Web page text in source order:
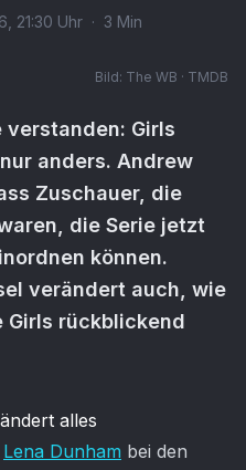
21:30 Uhr · 3 Min
Bild: The WB · TMDB
verstanden: Girls
anders. Andrew
Zuschauer, die
die Serie jetzt
können.
verändert auch, wie
Girls rückblickend
alles
Lena Dunham bei den